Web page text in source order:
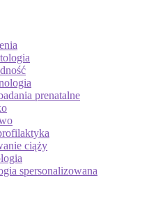
prenatalne
ciąży
spersonalizowana